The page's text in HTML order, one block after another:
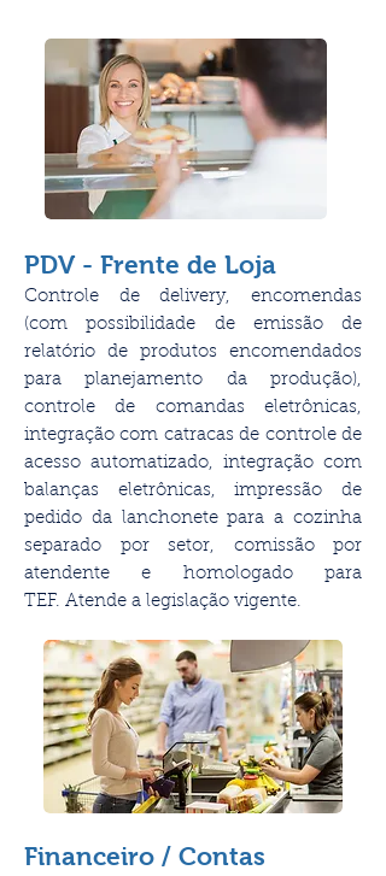
PDV - Frente de Loja
Controle de delivery, encomendas
(com possibilidade de emissão de
relatório de produtos encomendados
para planejamento da produção),
controle de comandas eletrônicas,
integração com catracas de controle de
acesso automatizado, integração com
balanças eletrônicas, impressão de
pedido da lanchonete para a cozinha
separado por setor, comissão por
atendente e homologado para
TEF. Atende a legislação vigente.
Financeiro / Contas